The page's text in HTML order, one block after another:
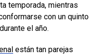
temporada, mientras
con un quinto
el año.
están tan parejas